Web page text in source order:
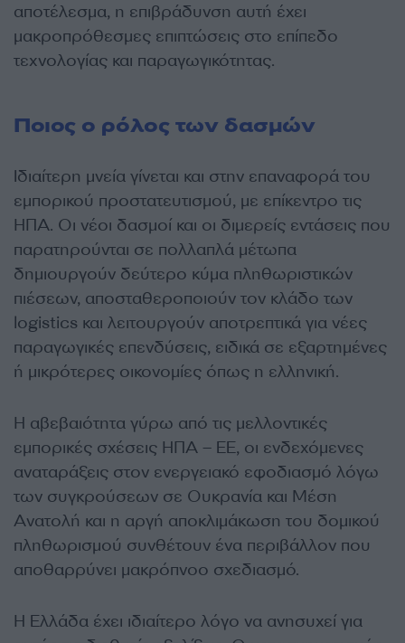
αποτέλεσμα, η επιβράδυνση αυτή έχει
μακροπρόθεσμες επιπτώσεις στο επίπεδο
τεχνολογίας και παραγωγικότητας.
Ποιος ο ρόλος των δασμών
Ιδιαίτερη μνεία γίνεται και στην επαναφορά του
εμπορικού προστατευτισμού, με επίκεντρο τις
ΗΠΑ. Οι νέοι δασμοί και οι διμερείς εντάσεις που
παρατηρούνται σε πολλαπλά μέτωπα
δημιουργούν δεύτερο κύμα πληθωριστικών
πιέσεων, αποσταθεροποιούν τον κλάδο των
logistics και λειτουργούν αποτρεπτικά για νέες
παραγωγικές επενδύσεις, ειδικά σε εξαρτημένες
ή μικρότερες οικονομίες όπως η ελληνική.
Η αβεβαιότητα γύρω από τις μελλοντικές
εμπορικές σχέσεις ΗΠΑ – ΕΕ, οι ενδεχόμενες
αναταράξεις στον ενεργειακό εφοδιασμό λόγω
των συγκρούσεων σε Ουκρανία και Μέση
Ανατολή και η αργή αποκλιμάκωση του δομικού
πληθωρισμού συνθέτουν ένα περιβάλλον που
αποθαρρύνει μακρόπνοο σχεδιασμό.
Η Ελλάδα έχει ιδιαίτερο λόγο να ανησυχεί για